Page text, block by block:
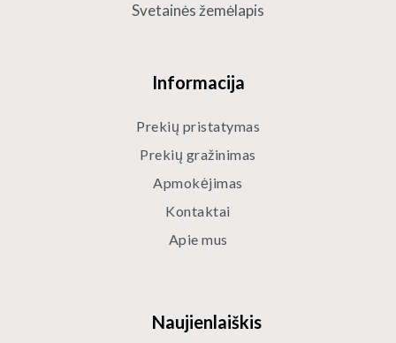
Informacija
Prekių pristatymas
Prekių gražinimas
Apmokėjimas
Kontaktai
Apie mus
Svetainės žemėlapis
Naujienlaiškis